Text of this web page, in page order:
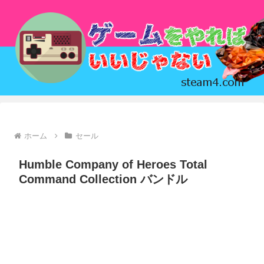
ホーム セール
Humble Company of Heroes Total
Command Collection バンドル